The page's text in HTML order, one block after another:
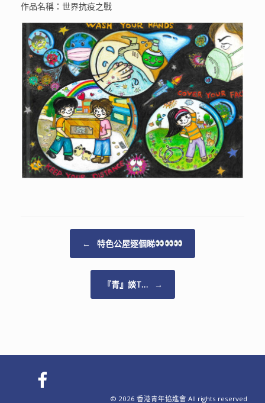
作品名稱：世界抗疫之戰
Post navigation
← 特色公屋逐個睇
『青』談T… →
© 2026 香港青年協進會 All rights reserved